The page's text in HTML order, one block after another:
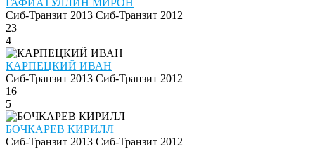
Сиб-Транзит 2013 Сиб-Транзит 2012
23
4
КАРПЕЦКИЙ ИВАН
Сиб-Транзит 2013 Сиб-Транзит 2012
16
5
БОЧКАРЕВ КИРИЛЛ
Сиб-Транзит 2013 Сиб-Транзит 2012